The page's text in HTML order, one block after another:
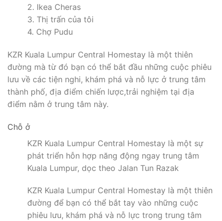
2. Ikea Cheras
3. Thị trấn của tôi
4. Chợ Pudu
KZR Kuala Lumpur Central Homestay là một thiên
đường mà từ đó bạn có thể bắt đầu những cuộc phiêu
lưu về các tiện nghi, khám phá và nỗ lực ở trung tâm
thành phố, địa điểm chiến lược,trải nghiệm tại địa
điểm nằm ở trung tâm này.
Chỗ ở
KZR Kuala Lumpur Central Homestay là một sự
phát triển hỗn hợp năng động ngay trung tâm
Kuala Lumpur, dọc theo Jalan Tun Razak
KZR Kuala Lumpur Central Homestay là một thiên
đường để bạn có thể bắt tay vào những cuộc
phiêu lưu, khám phá và nỗ lực trong trung tâm